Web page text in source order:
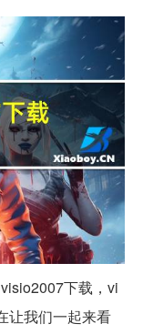
下载，vi
让我们一起来看